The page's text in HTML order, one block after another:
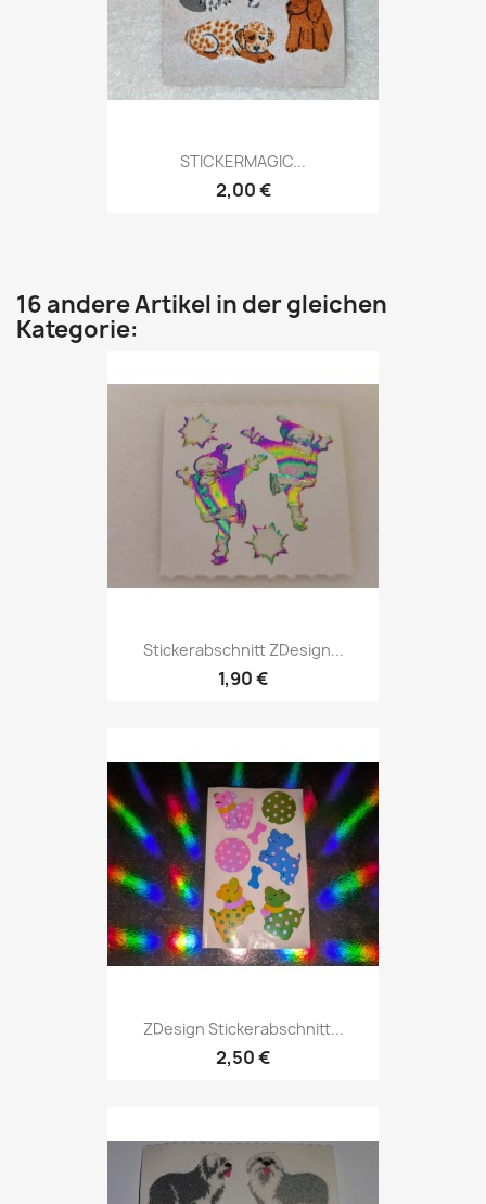
STICKERMAGIC...
2,00 €
16 andere Artikel in der gleichen
Kategorie:
Stickerabschnitt ZDesign...
1,90 €
ZDesign Stickerabschnitt...
2,50 €